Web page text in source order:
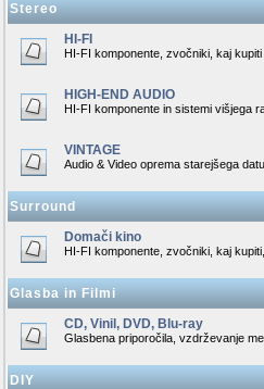
Stereo
HI-FI
HI-FI komponente, zvočniki, kaj kupiti
HIGH-END AUDIO
HI-FI komponente in sistemi višjega
VINTAGE
Audio & Video oprema starejšega
Surround
Domači kino
HI-FI komponente, zvočniki, kaj
Glasba in Filmi
CD, Vinil, DVD, Blu-ray
Glasbena priporočila, vzdrževanje
DIY